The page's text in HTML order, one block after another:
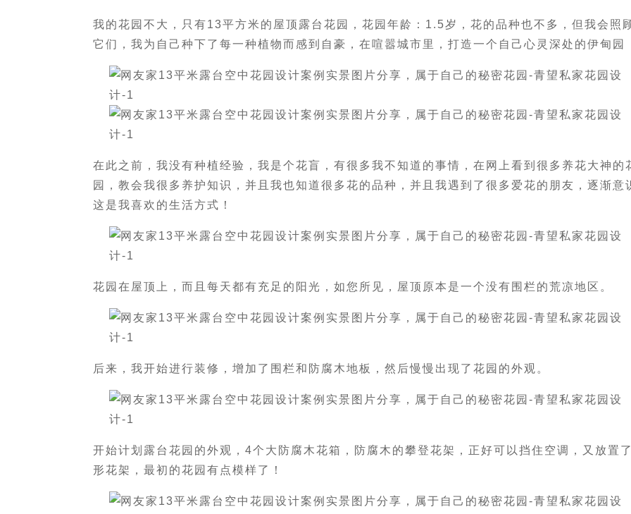
我的花园不大，只有13平方米的屋顶露台花园，花园年龄：1.5岁，花的品种也不多，但我会照
它们，我为自己种下了每一种植物而感到自豪，在喧嚣城市里，打造一个自己心灵深处的伊甸园
在此之前，我没有种植经验，我是个花盲，有很多我不知道的事情，在网上看到很多养花大神的
园，教会我很多养护知识，并且我也知道很多花的品种，并且我遇到了很多爱花的朋友，逐渐意
这是我喜欢的生活方式！
花园在屋顶上，而且每天都有充足的阳光，如您所见，屋顶原本是一个没有围栏的荒凉地区。
后来，我开始进行装修，增加了围栏和防腐木地板，然后慢慢出现了花园的外观。
开始计划露台花园的外观，4个大防腐木花箱，防腐木的攀登花架，正好可以挡住空调，又放置
形花架，最初的花园有点模样了！